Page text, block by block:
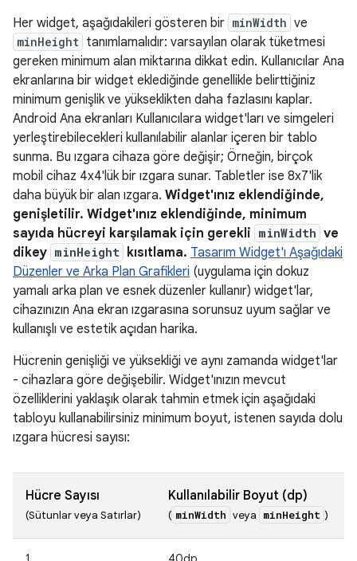
Her widget, aşağıdakileri gösteren bir minWidth ve
minHeight tanımlamalıdır: varsayılan olarak tüketmesi
gereken minimum alan miktarına dikkat edin. Kullanıcılar Ana
ekranlarına bir widget eklediğinde genellikle belirttiğiniz
minimum genişlik ve yükseklikten daha fazlasını kaplar.
Android Ana ekranları Kullanıcılara widget'ları ve simgeleri
yerleştirebilecekleri kullanılabilir alanlar içeren bir tablo
sunma. Bu ızgara cihaza göre değişir; Örneğin, birçok
mobil cihaz 4x4'lük bir ızgara sunar. Tabletler ise 8x7'lik
daha büyük bir alan ızgara. Widget'ınız eklendiğinde,
genişletilir. Widget'ınız eklendiğinde, minimum
sayıda hücreyi karşılamak için gerekli minWidth ve
dikey minHeight kısıtlama. Tasarım Widget'ı Aşağıdaki
Düzenler ve Arka Plan Grafikleri (uygulama için dokuz
yamalı arka plan ve esnek düzenler kullanır) widget'lar,
cihazınızın Ana ekran ızgarasına sorunsuz uyum sağlar ve
kullanışlı ve estetik açıdan harika.
Hücrenin genişliği ve yüksekliği ve aynı zamanda widget'lar
- cihazlara göre değişebilir. Widget'ınızın mevcut
özelliklerini yaklaşık olarak tahmin etmek için aşağıdaki
tabloyu kullanabilirsiniz minimum boyut, istenen sayıda dolu
ızgara hücresi sayısı:
Hücre Sayısı
(Sütunlar veya Satırlar)
Kullanılabilir Boyut (dp)
( minWidth veya minHeight )